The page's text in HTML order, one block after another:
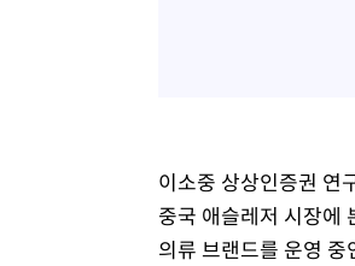
이소중 상상인증권 연
중국 애슬레저 시장에
의류 브랜드를 운영